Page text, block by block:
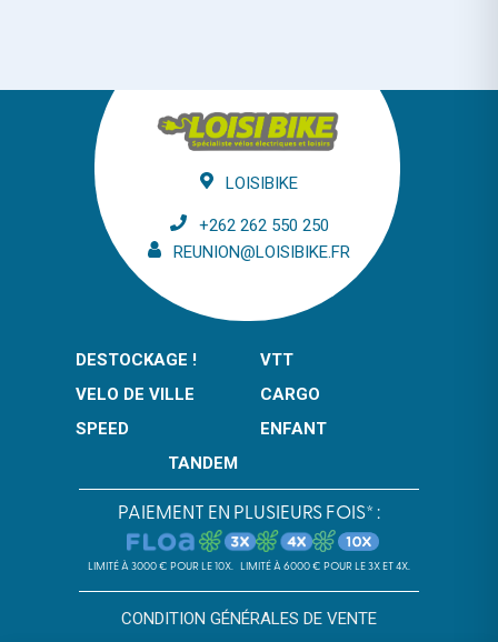
LOISIBIKE
+262 262 550 250
REUNION@LOISIBIKE.FR
DESTOCKAGE !
VTT
VELO DE VILLE
CARGO
SPEED
ENFANT
TANDEM
PAIEMENT EN PLUSIEURS FOIS* :
LIMITÉ À 3000 € POUR LE 10X. LIMITÉ À 6000 € POUR LE 3X ET 4X.
CONDITION GÉNÉRALES DE VENTE